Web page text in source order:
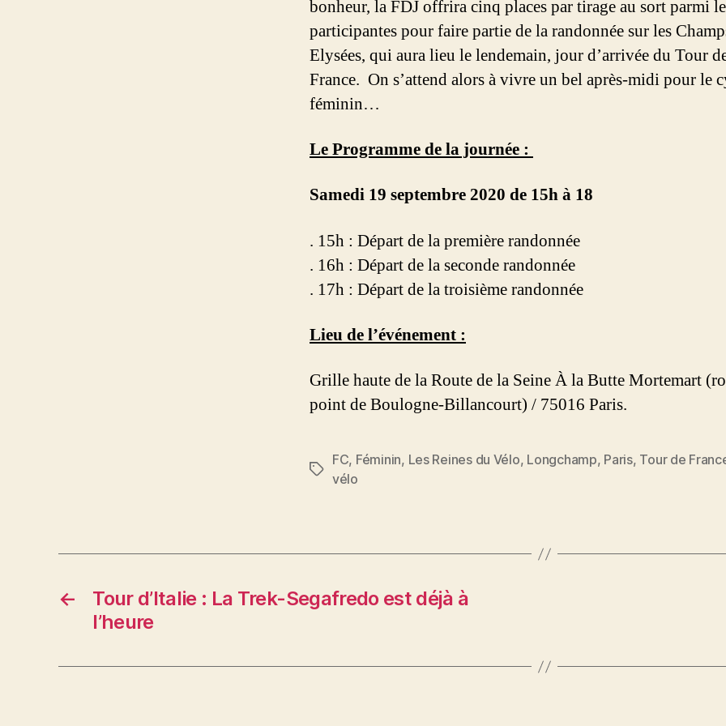
bonheur, la FDJ offrira cinq places par tirage au sort parmi
participantes pour faire partie de la randonnée sur les
Elysées, qui aura lieu le lendemain, jour d’arrivée du Tour
France. On s’attend alors à vivre un bel après-midi pour le
féminin…
Le Programme de la journée :
Samedi 19 septembre 2020 de 15h à 18
. 15h : Départ de la première randonnée
. 16h : Départ de la seconde randonnée
. 17h : Départ de la troisième randonnée
Lieu de l’événement :
Grille haute de la Route de la Seine À la Butte Mortemart
point de Boulogne-Billancourt) / 75016 Paris.
Étiquettes
FC, Féminin, Les Reines du Vélo, Longchamp, Paris, Tour de
vélo
←
Tour d’Italie : La Trek-Segafredo est déjà à
l’heure